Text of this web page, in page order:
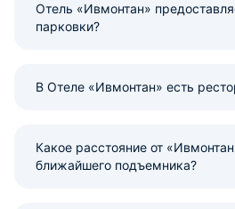
Отель «Ивмонтан»
парковки?
В Отеле «Ивмонтан» есть
Какое расстояние от
ближайшего подъемника?